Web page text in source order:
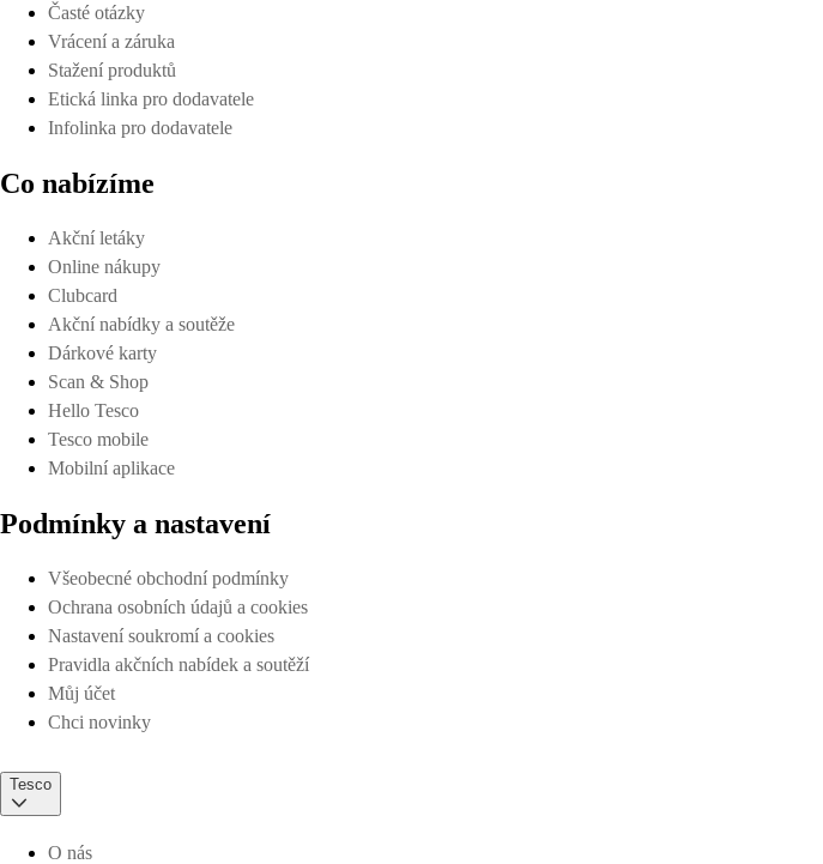
Časté otázky
Vrácení a záruka
Stažení produktů
Etická linka pro dodavatele
Infolinka pro dodavatele
Co nabízíme
Akční letáky
Online nákupy
Clubcard
Akční nabídky a soutěže
Dárkové karty
Scan & Shop
Hello Tesco
Tesco mobile
Mobilní aplikace
Podmínky a nastavení
Všeobecné obchodní podmínky
Ochrana osobních údajů a cookies
Nastavení soukromí a cookies
Pravidla akčních nabídek a soutěží
Můj účet
Chci novinky
Tesco
O nás